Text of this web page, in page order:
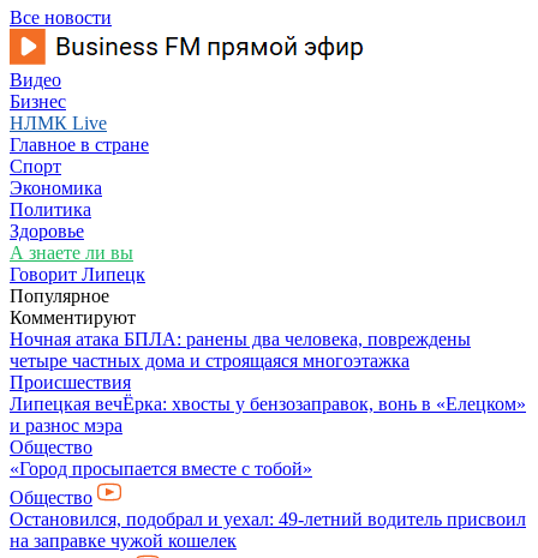
Все новости
Видео
Бизнес
НЛМК Live
Главное в стране
Спорт
Экономика
Политика
Здоровье
А знаете ли вы
Говорит Липецк
Популярное
Комментируют
Ночная атака БПЛА: ранены два человека, повреждены
четыре частных дома и строящаяся многоэтажка
Происшествия
Липецкая вечЁрка: хвосты у бензозаправок, вонь в «Елецком»
и разнос мэра
Общество
«Город просыпается вместе с тобой»
Общество
Остановился, подобрал и уехал: 49-летний водитель присвоил
на заправке чужой кошелек